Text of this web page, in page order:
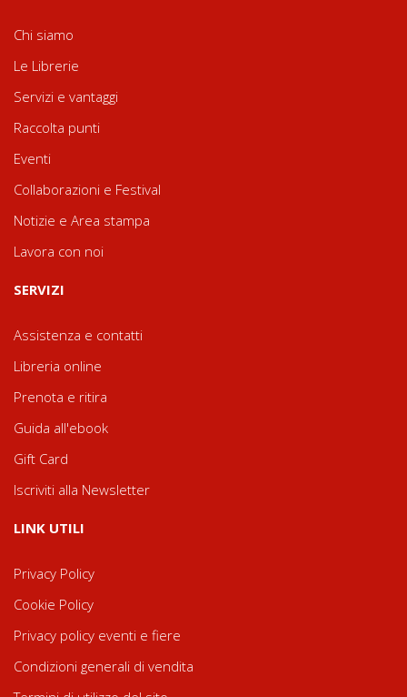
Chi siamo
Le Librerie
Servizi e vantaggi
Raccolta punti
Eventi
Collaborazioni e Festival
Notizie e Area stampa
Lavora con noi
SERVIZI
Assistenza e contatti
Libreria online
Prenota e ritira
Guida all'ebook
Gift Card
Iscriviti alla Newsletter
LINK UTILI
Privacy Policy
Cookie Policy
Privacy policy eventi e fiere
Condizioni generali di vendita